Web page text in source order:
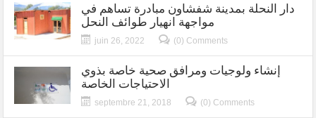
دار النحلة بمدينة شفشاون مبادرة تساهم في
مواجهة انهيار طوائف النحل
juin 26, 2022 (0) Comments
إنشاء ولوجيات ومرافق صحية خاصة بذوي
الاحتياجات الخاصة
septembre 21, 2018 (0) Comments